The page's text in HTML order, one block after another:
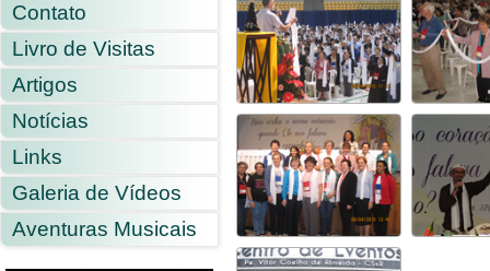
Contato
Livro de Visitas
Artigos
Notícias
Links
Galeria de Vídeos
Aventuras Musicais